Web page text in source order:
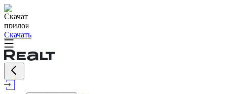
Скачать